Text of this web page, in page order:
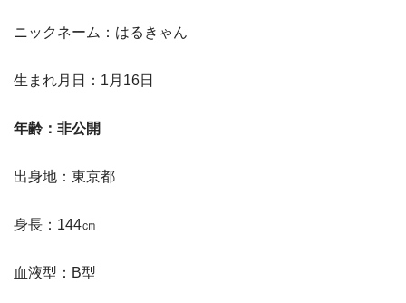
ニックネーム：はるきゃん
生まれ月日：1月16日
年齢：非公開
出身地：東京都
身長：144㎝
血液型：B型